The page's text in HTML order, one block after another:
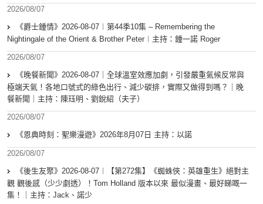
2026/08/07
《爵士鍾情》2026-08-07︱第44季10集 – Remembering the
Nightingale of the Orient & Brother Peter︱主持：鍾一諾 Roger
2026/08/07
《晚餐新聞》2026-08-07｜全球溫室效應加劇，引發嚴重氣候反常與
極端天氣！各地口號式的綠色出行、減少碳排，實際又做得到嗎？｜晚
餐新聞｜主持：陳珏明、劉銳紹（夫子）
2026/08/07
《恩典時刻：聖樂漫遊》2026年8月07日 主持：以諾
2026/08/07
《後生友聚》2026-08-07︱【第272集】《蜘蛛俠：英雄重生》絕對主
觀 觀後感（少少劇透）！Tom Holland 版本以來 最似漫畫、最好睇嘅一
集！｜主持：Jack、諾少